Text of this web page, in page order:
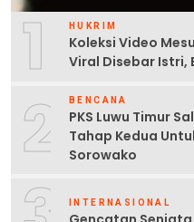
1 HUKRIM
Koleksi Video
Viral Disebar Istri,
2 BENCANA
PKS Luwu Timur
Tahap Kedua
Sorowako
INTERNASIONAL